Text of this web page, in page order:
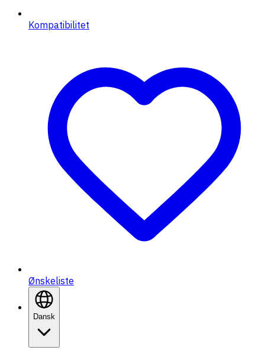
Kompatibilitet
Ønskeliste
Dansk